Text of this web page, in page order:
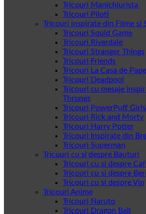
Tricouri Manichiurista
Tricouri Piloti
Tricouri inspirate din Filme si
Tricouri Squid Game
Tricouri Riverdale
Tricouri Stranger Things
Tricouri Friends
Tricouri La Casa de Papel
Tricouri Deadpool
Tricouri cu mesaje
Thrones
Tricouri PowerPuff Girls
Tricouri Rick and Morty
Tricouri Harry Potter
Tricouri Inspirate din
Tricouri Superman
Tricouri cu si despre Bauturi
Tricouri cu si despre
Tricouri cu si despre
Tricouri cu si despre Vin
Tricouri Anime
Tricouri Naruto
Tricouri Dragon Ball